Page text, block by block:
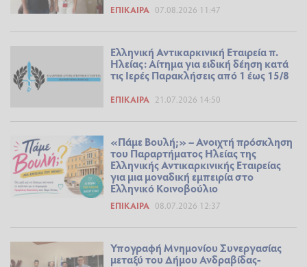
ΕΠΊΚΑΙΡΑ 07.08.2026 11:47
Ελληνική Αντικαρκινική Εταιρεία π.
Ηλείας: Αίτημα για ειδική δέηση κατά
τις Ιερές Παρακλήσεις από 1 έως 15/8
ΕΠΊΚΑΙΡΑ 21.07.2026 14:50
«Πάμε Βουλή;» – Ανοιχτή πρόσκληση
του Παραρτήματος Ηλείας της
Ελληνικής Αντικαρκινικής Εταιρείας
για μια μοναδική εμπειρία στο
Ελληνικό Κοινοβούλιο
ΕΠΊΚΑΙΡΑ 08.07.2026 12:37
Υπογραφή Μνημονίου Συνεργασίας
μεταξύ του Δήμου Ανδραβίδας-